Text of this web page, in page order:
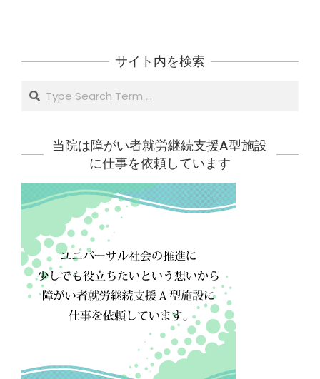
サイト内を検索
Search
当院は障がい者就労継続支援A型施設
に仕事を依頼しています